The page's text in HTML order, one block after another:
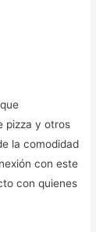
pizza y otros
la comodidad
con este
con quienes